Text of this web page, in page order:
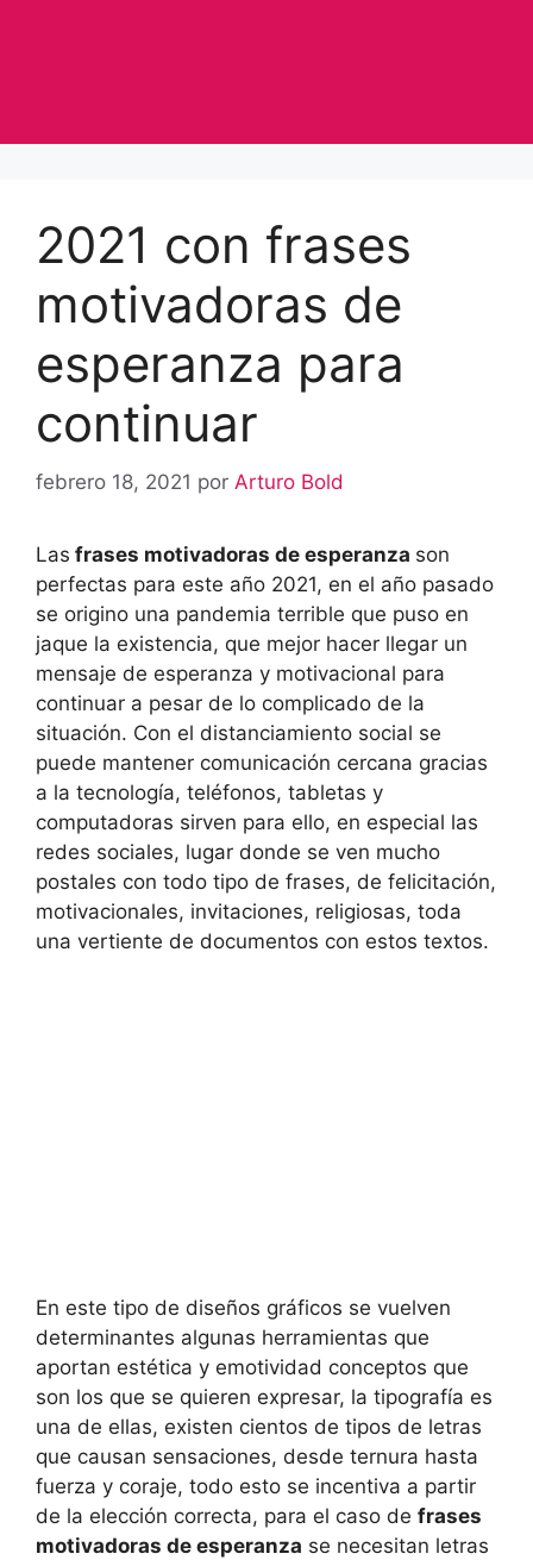
2021 con frases
motivadoras de
esperanza para
continuar
febrero 18, 2021 por Arturo Bold
Las frases motivadoras de esperanza son
perfectas para este año 2021, en el año pasado
se origino una pandemia terrible que puso en
jaque la existencia, que mejor hacer llegar un
mensaje de esperanza y motivacional para
continuar a pesar de lo complicado de la
situación. Con el distanciamiento social se
puede mantener comunicación cercana gracias
a la tecnología, teléfonos, tabletas y
computadoras sirven para ello, en especial las
redes sociales, lugar donde se ven mucho
postales con todo tipo de frases, de felicitación,
motivacionales, invitaciones, religiosas, toda
una vertiente de documentos con estos textos.
En este tipo de diseños gráficos se vuelven
determinantes algunas herramientas que
aportan estética y emotividad conceptos que
son los que se quieren expresar, la tipografía es
una de ellas, existen cientos de tipos de letras
que causan sensaciones, desde ternura hasta
fuerza y coraje, todo esto se incentiva a partir
de la elección correcta, para el caso de frases
motivadoras de esperanza se necesitan letras